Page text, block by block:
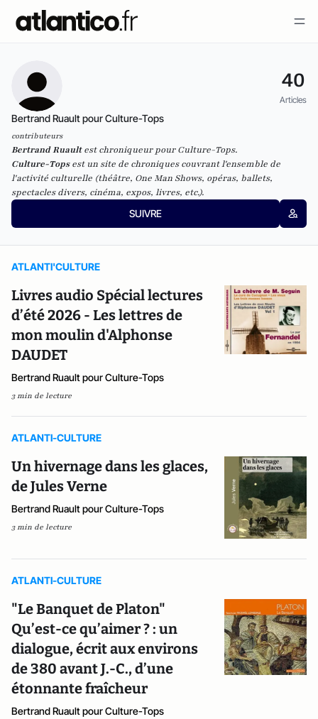
40
Articles
Bertrand Ruault pour Culture-Tops
contributeurs
Bertrand Ruaultest chroniqueur pour Culture-Tops.
Culture-Topsest un site de chroniques couvrant l'ensemble de
l'activité culturelle (théâtre, One Man Shows, opéras, ballets,
spectacles divers, cinéma, expos, livres, etc.).
SUIVRE
ATLANTI'CULTURE
Livres audio Spécial lectures
d’été 2026 - Les lettres de
mon moulin d'Alphonse
DAUDET
Bertrand Ruault pour Culture-Tops
3 min de lecture
ATLANTI-CULTURE
Un hivernage dans les glaces,
de Jules Verne
Bertrand Ruault pour Culture-Tops
3 min de lecture
ATLANTI-CULTURE
"Le Banquet de Platon"
Qu’est-ce qu’aimer ? : un
dialogue, écrit aux environs
de 380 avant J.-C., d’une
étonnante fraîcheur
Bertrand Ruault pour Culture-Tops